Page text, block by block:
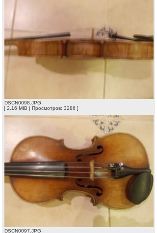
DSCN0098.JPG
[ 2.16 MIB | Просмотров: 3286 ]
DSCN0097.JPG